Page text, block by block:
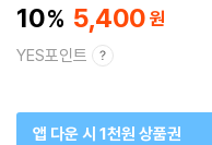
10 5,400
YES포인트
앱 다운 시 1천원 상품권